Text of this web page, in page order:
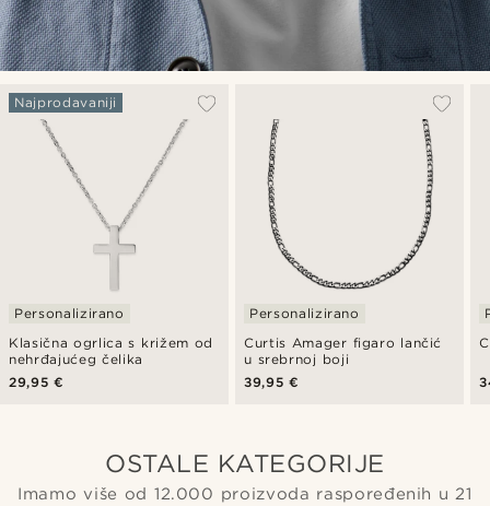
Klasična ogrlica s križem od
nehrđajućeg čelika
Najprodavaniji
Personalizirano
29,95 €
Curtis Amager figaro lančić
u srebrnoj boji
Personalizirano
39,95 €
OSTALE KATEGORIJE
Imamo više od 12.000 proizvoda raspoređenih u 21